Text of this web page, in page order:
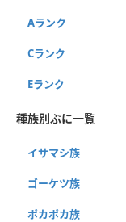
Aランク
Cランク
Eランク
種族別ぷに一覧
イサマシ族
ゴーケツ族
ポカポカ族